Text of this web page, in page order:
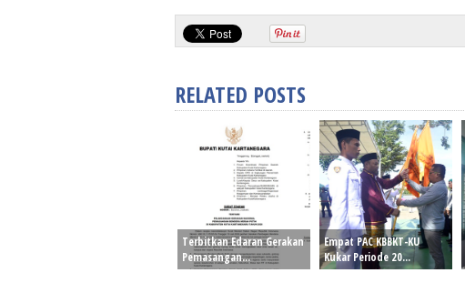
RELATED POSTS
Terbitkan Edaran Gerakan
Pemasangan...
Empat PAC KBBKT-KU
Kukar Periode 20...